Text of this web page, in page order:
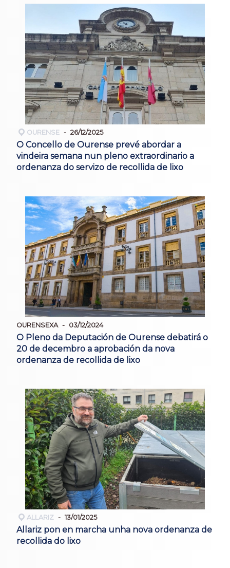
OURENSE 26/12/2025
O Concello de Ourense prevé abordar a
vindeira semana nun pleno extraordinario a
ordenanza do servizo de recollida de lixo
OURENSEXA 03/12/2024
O Pleno da Deputación de Ourense debatirá o
20 de decembro a aprobación da nova
ordenanza de recollida de lixo
ALLARIZ 13/01/2025
Allariz pon en marcha unha nova ordenanza de
recollida do lixo